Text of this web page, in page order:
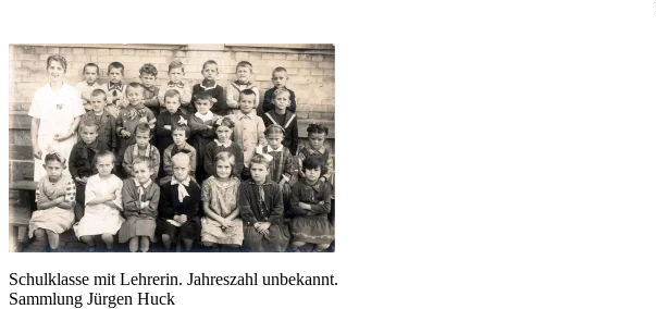
Schulklasse mit Lehrerin. Jahreszahl unbekannt.
Sammlung Jürgen Huck